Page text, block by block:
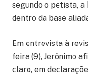
segundo o petista, a
dentro da base
Em entrevista à
feira (9), Jerônimo
claro, em